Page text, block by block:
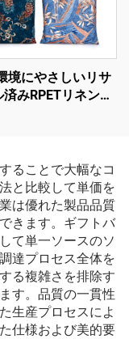
境にやさしいリサ
みRPETリネン化
ることで大幅なコ
と比較して単価を
は優れた製品品質
きます。ギフトバ
て単一ソースのソ
達プロセス全体を
る複雑さを排除す
す。品質の一貫性
生産プロセスによ
仕様および美的要